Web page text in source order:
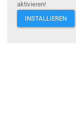
aktivieren!
INSTALLIEREN